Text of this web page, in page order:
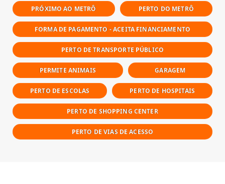
PRÓXIMO AO METRÔ PERTO DO METRÔ
FORMA DE PAGAMENTO - ACEITA FINANCIAMENTO
PERTO DE TRANSPORTE PÚBLICO
PERMITE ANIMAIS GARAGEM
PERTO DE ESCOLAS PERTO DE HOSPITAIS
PERTO DE SHOPPING CENTER
PERTO DE VIAS DE ACESSO